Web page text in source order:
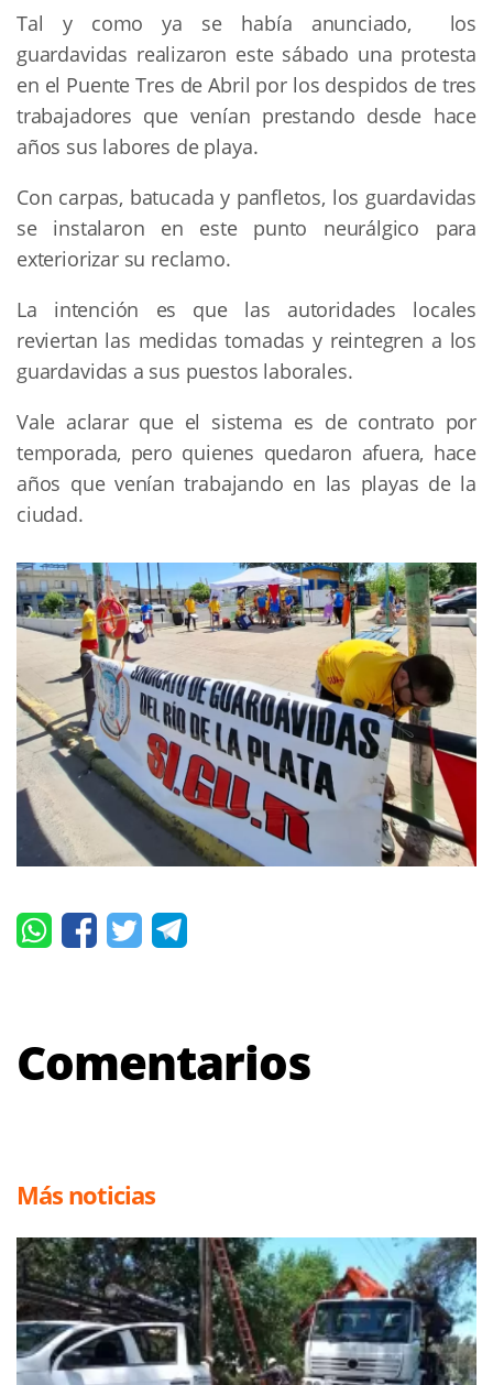
Tal y como ya se había anunciado, los
guardavidas realizaron este sábado una protesta
en el Puente Tres de Abril por los despidos de tres
trabajadores que venían prestando desde hace
años sus labores de playa.
Con carpas, batucada y panfletos, los guardavidas
se instalaron en este punto neurálgico para
exteriorizar su reclamo.
La intención es que las autoridades locales
reviertan las medidas tomadas y reintegren a los
guardavidas a sus puestos laborales.
Vale aclarar que el sistema es de contrato por
temporada, pero quienes quedaron afuera, hace
años que venían trabajando en las playas de la
ciudad.
Comentarios
Más noticias